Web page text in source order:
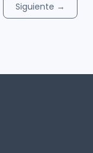
Siguiente →